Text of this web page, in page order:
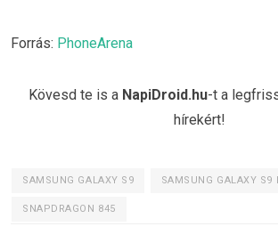
Forrás: PhoneArena
Kövesd te is a NapiDroid.hu-t a
hírekért!
SAMSUNG GALAXY S9 SAMSUNG GALAXY S9
SNAPDRAGON 845